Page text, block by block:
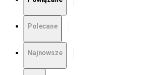
Polecane
Najnowsze